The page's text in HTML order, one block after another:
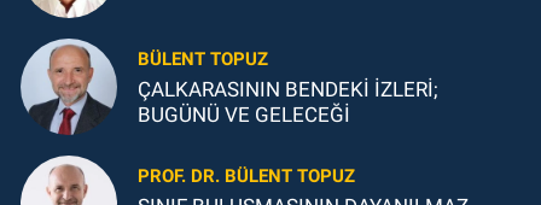
BÜLENT TOPUZ
ÇALKARASININ BENDEKİ İZLERİ;
BUGÜNÜ VE GELECEĞİ
PROF. DR. BÜLENT TOPUZ